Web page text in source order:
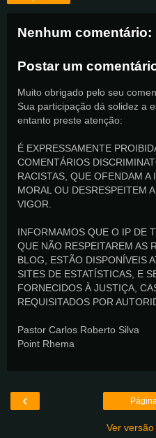
Nenhum comentário:
Postar um
Muito obrigado pelo seu
Sua participação dá solidez a
entanto preste atenção:
É EXPRESSAMENTE
COMENTÁRIOS
RACISTAS, QUE OFENDAM A
MORAL OU DESRESPEITEM
VIGOR.
INFORMAMOS QUE O IP DE
QUE NÃO RESPEITAREM AS
BLOG, ESTÃO DISPONÍVEIS
SITES DE ESTATÍSTICAS, E
FORNECIDOS À JUSTIÇA,
REQUISITADOS POR
Pastor Carlos Roberto Silva
Point Rhema
‹
Ver